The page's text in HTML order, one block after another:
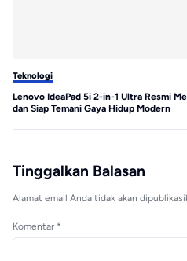
Teknologi
Lenovo IdeaPad 5i 2-in-1 Ultra Resmi
dan Siap Temani Gaya Hidup Modern
Tinggalkan Balasan
Alamat email Anda tidak akan
Komentar *